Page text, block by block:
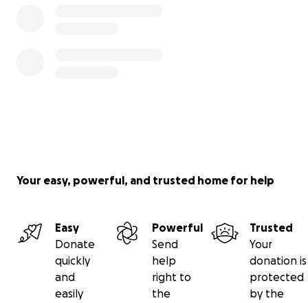
Your easy, powerful, and trusted home for help
Easy
Donate
quickly
and
easily
Powerful
Send
help
right to
the
Trusted
Your
donation is
protected
by the